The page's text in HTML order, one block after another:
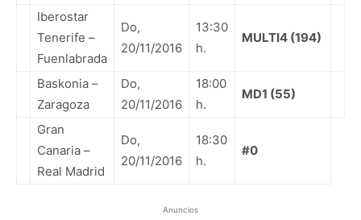
Iberostar
Tenerife –
Fuenlabrada
Do,
20/11/2016
13:30
h.
MULTI4 (194)
Baskonia –
Zaragoza
Do,
20/11/2016
18:00
h.
MD1 (55)
Gran
Canaria –
Real Madrid
Do,
20/11/2016
18:30
h.
#0
Anuncios